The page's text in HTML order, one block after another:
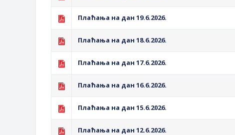
Плаћања на дан 19.6.2026.
Плаћања на дан 18.6.2026.
Плаћања на дан 17.6.2026.
Плаћања на дан 16.6.2026.
Плаћања на дан 15.6.2026.
Плаћања на дан 12.6.2026.